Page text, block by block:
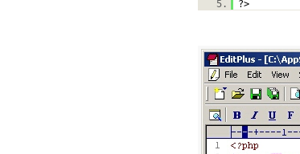
5.
?>